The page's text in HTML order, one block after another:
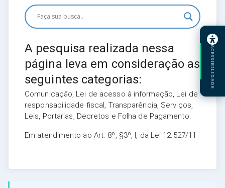
A pesquisa realizada nessa
página leva em consideração as
seguintes categorias:
Comunicação, Lei de acesso à informação, Lei de
responsabilidade fiscal, Transparência, Serviços,
Leis, Portarias, Decretos e Folha de Pagamento.
Em atendimento ao Art. 8º, §3º, I, da Lei 12.527/11
ACESSIBILIDADE